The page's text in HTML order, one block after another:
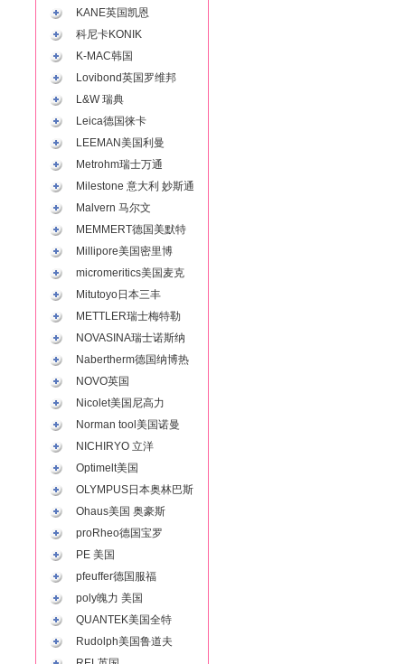
KANE英国凯恩
科尼卡KONIK
K-MAC韩国
Lovibond英国罗维邦
L&W 瑞典
Leica德国徕卡
LEEMAN美国利曼
Metrohm瑞士万通
Milestone 意大利 妙斯通
Malvern 马尔文
MEMMERT德国美默特
Millipore美国密里博
micromeritics美国麦克
Mitutoyo日本三丰
METTLER瑞士梅特勒
NOVASINA瑞士诺斯纳
Nabertherm德国纳博热
NOVO英国
Nicolet美国尼高力
Norman tool美国诺曼
NICHIRYO 立洋
Optimelt美国
OLYMPUS日本奥林巴斯
Ohaus美国 奥豪斯
proRheo德国宝罗
PE 美国
pfeuffer德国服福
poly魄力 美国
QUANTEK美国全特
Rudolph美国鲁道夫